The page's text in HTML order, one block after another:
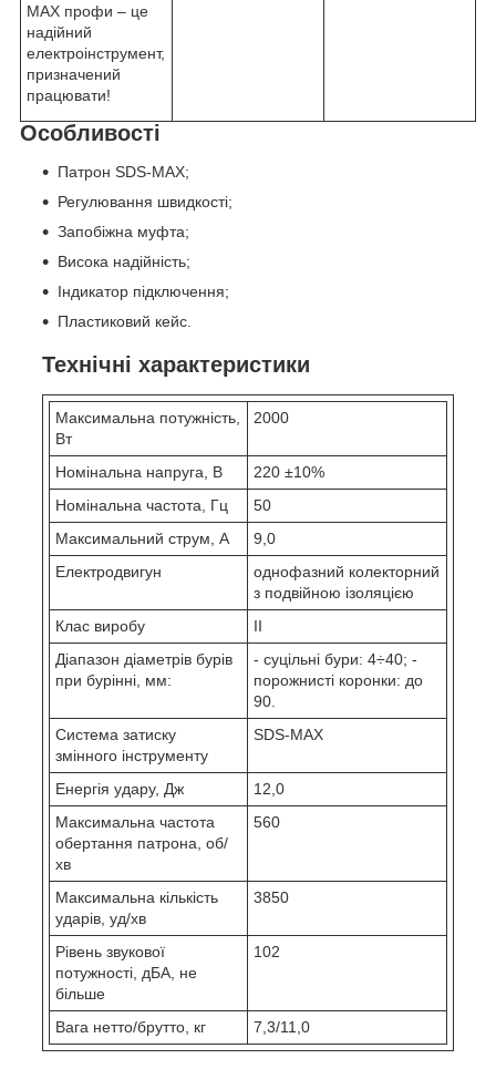
MAX профи – це
надійний
електроінструмент,
призначений
працювати!
Особливості
Патрон SDS-MAX;
Регулювання швидкості;
Запобіжна муфта;
Висока надійність;
Індикатор підключення;
Пластиковий кейс.
Технічні характеристики
Максимальна потужність,
Вт
2000
Номінальна напруга, В
220 ±10%
Номінальна частота, Гц
50
Максимальний струм, А
9,0
Електродвигун
однофазний колекторний
з подвійною ізоляцією
Клас виробу
II
Діапазон діаметрів бурів
при бурінні, мм:
- суцільні бури: 4÷40; -
порожнисті коронки: до
90.
Система затиску
змінного інструменту
SDS-MAX
Енергія удару, Дж
12,0
Максимальна частота
обертання патрона, об/
хв
560
Максимальна кількість
ударів, уд/хв
3850
Рівень звукової
потужності, дБА, не
більше
102
Вага нетто/брутто, кг 7,3/11,0